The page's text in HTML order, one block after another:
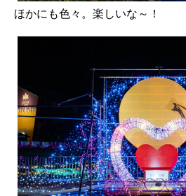
ほかにも色々。楽しいな～！